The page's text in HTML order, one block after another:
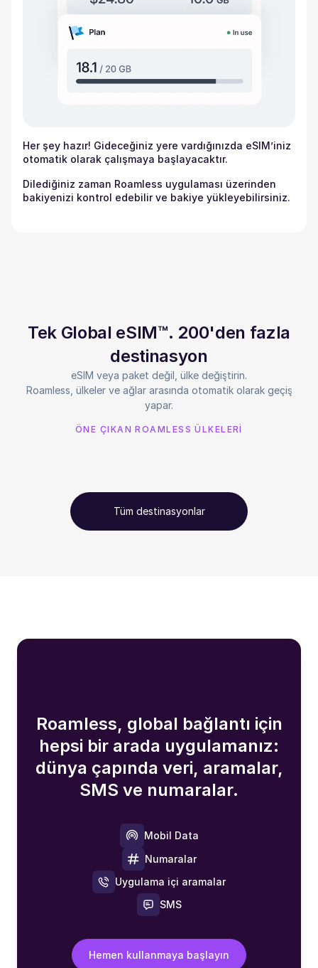
Her şey hazır! Gideceğiniz yere vardığınızda eSIM’iniz
otomatik olarak çalışmaya başlayacaktır.
Dilediğiniz zaman Roamless uygulaması üzerinden
bakiyenizi kontrol edebilir ve bakiye yükleyebilirsiniz.
Tek Global eSIM™. 200'den fazla
destinasyon
eSIM veya paket değil, ülke değiştirin.
Roamless, ülkeler ve ağlar arasında otomatik olarak geçiş
yapar.
ÖNE ÇIKAN ROAMLESS ÜLKELERİ
Tüm destinasyonlar
Roamless, global bağlantı için
hepsi bir arada uygulamanız:
dünya çapında veri, aramalar,
SMS ve numaralar.
Mobil Data
Numaralar
Uygulama içi aramalar
SMS
Hemen kullanmaya başlayın